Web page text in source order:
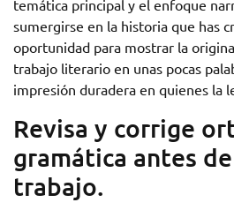
temática principal y el enfoque
sumergirse en la historia que has
oportunidad para mostrar la
trabajo literario en unas pocas
impresión duradera en quienes la
Revisa y corrige
gramática antes
trabajo.